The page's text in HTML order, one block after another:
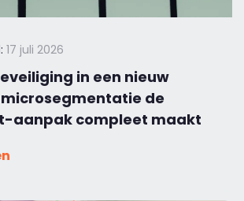
17 juli 2026
in een nieuw
microsegmentatie de
aanpak compleet maakt